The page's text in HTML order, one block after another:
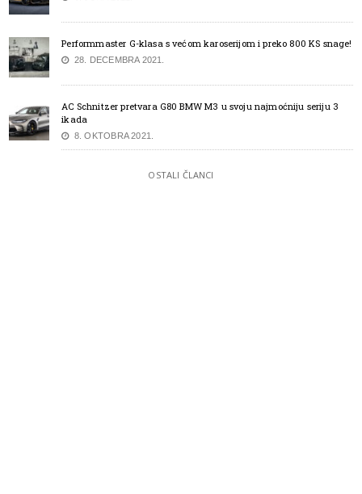
Performmaster G-klasa s većom karoserijom i preko 800 KS snage!
28. DECEMBRA 2021.
AC Schnitzer pretvara G80 BMW M3 u svoju najmoćniju seriju 3
ikada
8. OKTOBRA 2021.
OSTALI ČLANCI